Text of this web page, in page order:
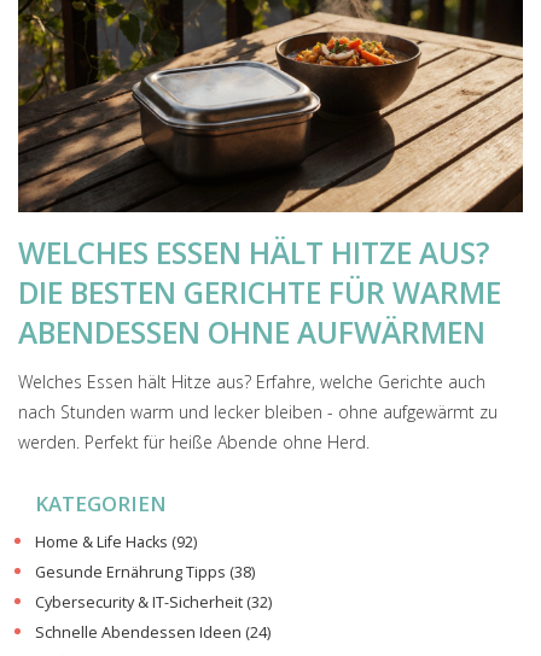
WELCHES ESSEN HÄLT HITZE AUS?
DIE BESTEN GERICHTE FÜR WARME
ABENDESSEN OHNE AUFWÄRMEN
Welches Essen hält Hitze aus? Erfahre, welche Gerichte auch
nach Stunden warm und lecker bleiben - ohne aufgewärmt zu
werden. Perfekt für heiße Abende ohne Herd.
KATEGORIEN
Home & Life Hacks (92)
Gesunde Ernährung Tipps (38)
Cybersecurity & IT-Sicherheit (32)
Schnelle Abendessen Ideen (24)